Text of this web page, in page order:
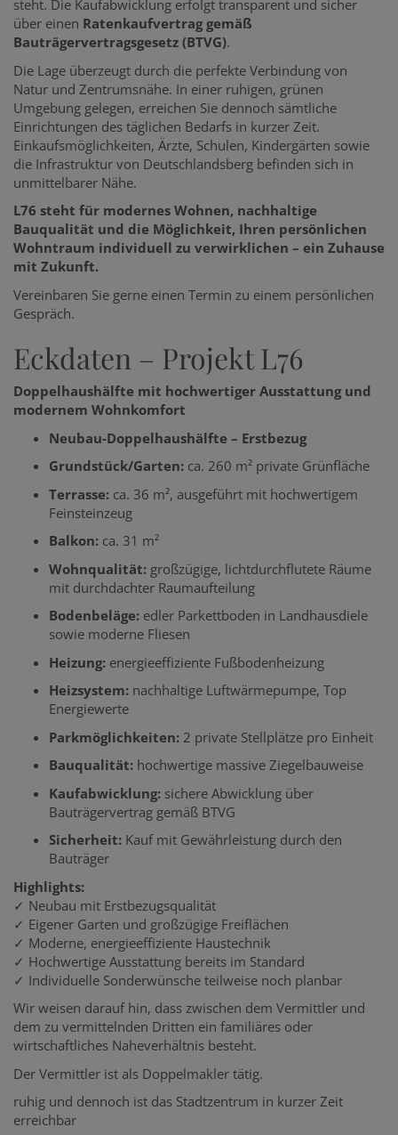
steht. Die Kaufabwicklung erfolgt transparent und sicher
über einen Ratenkaufvertrag gemäß
Bauträgervertragsgesetz (BTVG).
Die Lage überzeugt durch die perfekte Verbindung von
Natur und Zentrumsnähe. In einer ruhigen, grünen
Umgebung gelegen, erreichen Sie dennoch sämtliche
Einrichtungen des täglichen Bedarfs in kurzer Zeit.
Einkaufsmöglichkeiten, Ärzte, Schulen, Kindergärten sowie
die Infrastruktur von Deutschlandsberg befinden sich in
unmittelbarer Nähe.
L76 steht für modernes Wohnen, nachhaltige
Bauqualität und die Möglichkeit, Ihren persönlichen
Wohntraum individuell zu verwirklichen – ein Zuhause
mit Zukunft.
Vereinbaren Sie gerne einen Termin zu einem persönlichen
Gespräch.
Eckdaten – Projekt L76
Doppelhaushälfte mit hochwertiger Ausstattung und
modernem Wohnkomfort
Neubau-Doppelhaushälfte – Erstbezug
Grundstück/Garten: ca. 260 m² private Grünfläche
Terrasse: ca. 36 m², ausgeführt mit hochwertigem
Feinsteinzeug
Balkon: ca. 31 m²
Wohnqualität: großzügige, lichtdurchflutete Räume
mit durchdachter Raumaufteilung
Bodenbeläge: edler Parkettboden in Landhausdiele
sowie moderne Fliesen
Heizung: energieeffiziente Fußbodenheizung
Heizsystem: nachhaltige Luftwärmepumpe, Top
Energiewerte
Parkmöglichkeiten: 2 private Stellplätze pro Einheit
Bauqualität: hochwertige massive Ziegelbauweise
Kaufabwicklung: sichere Abwicklung über
Bauträgervertrag gemäß BTVG
Sicherheit: Kauf mit Gewährleistung durch den
Bauträger
Highlights:
✓ Neubau mit Erstbezugsqualität
✓ Eigener Garten und großzügige Freiflächen
✓ Moderne, energieeffiziente Haustechnik
✓ Hochwertige Ausstattung bereits im Standard
✓ Individuelle Sonderwünsche teilweise noch planbar
Wir weisen darauf hin, dass zwischen dem Vermittler und
dem zu vermittelnden Dritten ein familiäres oder
wirtschaftliches Naheverhältnis besteht.
Der Vermittler ist als Doppelmakler tätig.
ruhig und dennoch ist das Stadtzentrum in kurzer Zeit
erreichbar